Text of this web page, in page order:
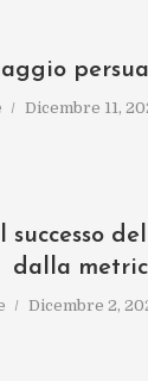
Dicembre 11,
dalla
Dicembre 2,